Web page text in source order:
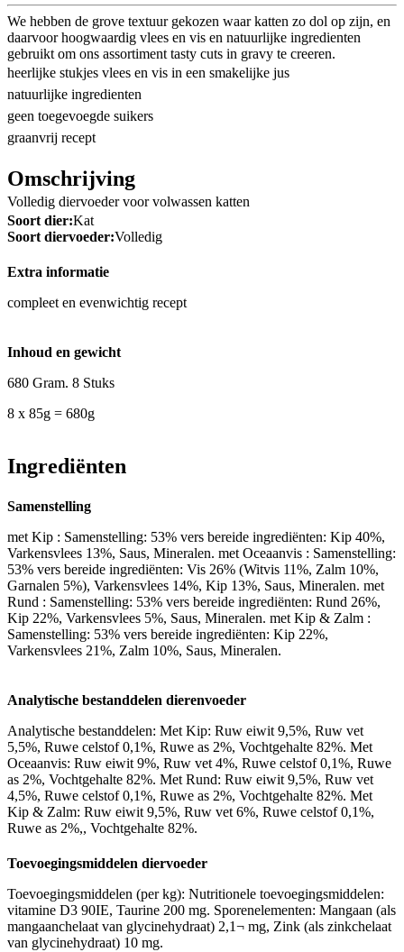
We hebben de grove textuur gekozen waar katten zo dol op zijn, en
daarvoor hoogwaardig vlees en vis en natuurlijke ingredienten
gebruikt om ons assortiment tasty cuts in gravy te creeren.
heerlijke stukjes vlees en vis in een smakelijke jus
natuurlijke ingredienten
geen toegevoegde suikers
graanvrij recept
Omschrijving
Volledig diervoeder voor volwassen katten
Soort dier:Kat
Soort diervoeder:Volledig
Extra informatie
compleet en evenwichtig recept
Inhoud en gewicht
680 Gram. 8 Stuks
8 x 85g = 680g
Ingrediënten
Samenstelling
met Kip : Samenstelling: 53% vers bereide ingrediënten: Kip 40%,
Varkensvlees 13%, Saus, Mineralen. met Oceaanvis : Samenstelling:
53% vers bereide ingrediënten: Vis 26% (Witvis 11%, Zalm 10%,
Garnalen 5%), Varkensvlees 14%, Kip 13%, Saus, Mineralen. met
Rund : Samenstelling: 53% vers bereide ingrediënten: Rund 26%,
Kip 22%, Varkensvlees 5%, Saus, Mineralen. met Kip & Zalm :
Samenstelling: 53% vers bereide ingrediënten: Kip 22%,
Varkensvlees 21%, Zalm 10%, Saus, Mineralen.
Analytische bestanddelen dierenvoeder
Analytische bestanddelen: Met Kip: Ruw eiwit 9,5%, Ruw vet
5,5%, Ruwe celstof 0,1%, Ruwe as 2%, Vochtgehalte 82%. Met
Oceaanvis: Ruw eiwit 9%, Ruw vet 4%, Ruwe celstof 0,1%, Ruwe
as 2%, Vochtgehalte 82%. Met Rund: Ruw eiwit 9,5%, Ruw vet
4,5%, Ruwe celstof 0,1%, Ruwe as 2%, Vochtgehalte 82%. Met
Kip & Zalm: Ruw eiwit 9,5%, Ruw vet 6%, Ruwe celstof 0,1%,
Ruwe as 2%,, Vochtgehalte 82%.
Toevoegingsmiddelen diervoeder
Toevoegingsmiddelen (per kg): Nutritionele toevoegingsmiddelen:
vitamine D3 90IE, Taurine 200 mg. Sporenelementen: Mangaan (als
mangaanchelaat van glycinehydraat) 2,1¬ mg, Zink (als zinkchelaat
van glycinehydraat) 10 mg.